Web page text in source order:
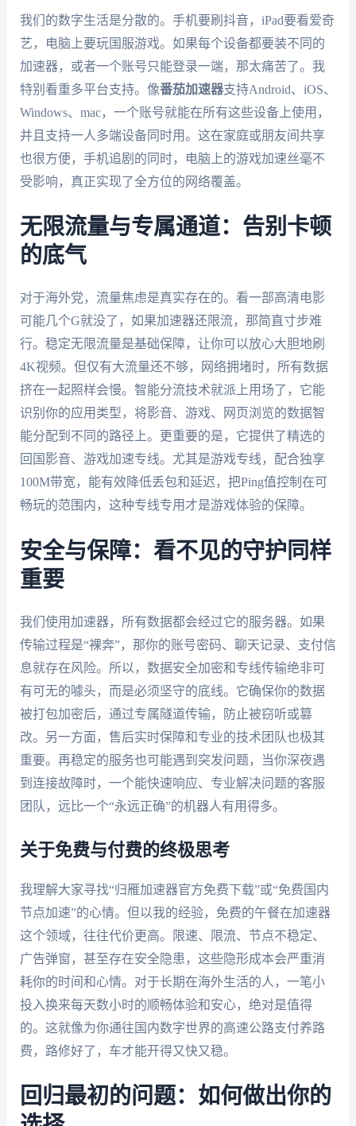
我们的数字生活是分散的。手机要刷抖音，iPad要看爱奇
艺，电脑上要玩国服游戏。如果每个设备都要装不同的
加速器，或者一个账号只能登录一端，那太痛苦了。我
特别看重多平台支持。像番茄加速器支持Android、iOS、
Windows、mac，一个账号就能在所有这些设备上使用，
并且支持一人多端设备同时用。这在家庭或朋友间共享
也很方便，手机追剧的同时，电脑上的游戏加速丝毫不
受影响，真正实现了全方位的网络覆盖。
无限流量与专属通道：告别卡顿
的底气
对于海外党，流量焦虑是真实存在的。看一部高清电影
可能几个G就没了，如果加速器还限流，那简直寸步难
行。稳定无限流量是基础保障，让你可以放心大胆地刷
4K视频。但仅有大流量还不够，网络拥堵时，所有数据
挤在一起照样会慢。智能分流技术就派上用场了，它能
识别你的应用类型，将影音、游戏、网页浏览的数据智
能分配到不同的路径上。更重要的是，它提供了精选的
回国影音、游戏加速专线。尤其是游戏专线，配合独享
100M带宽，能有效降低丢包和延迟，把Ping值控制在可
畅玩的范围内，这种专线专用才是游戏体验的保障。
安全与保障：看不见的守护同样
重要
我们使用加速器，所有数据都会经过它的服务器。如果
传输过程是“裸奔”，那你的账号密码、聊天记录、支付信
息就存在风险。所以，数据安全加密和专线传输绝非可
有可无的噱头，而是必须坚守的底线。它确保你的数据
被打包加密后，通过专属隧道传输，防止被窃听或篡
改。另一方面，售后实时保障和专业的技术团队也极其
重要。再稳定的服务也可能遇到突发问题，当你深夜遇
到连接故障时，一个能快速响应、专业解决问题的客服
团队，远比一个“永远正确”的机器人有用得多。
关于免费与付费的终极思考
我理解大家寻找“归雁加速器官方免费下载”或“免费国内
节点加速”的心情。但以我的经验，免费的午餐在加速器
这个领域，往往代价更高。限速、限流、节点不稳定、
广告弹窗，甚至存在安全隐患，这些隐形成本会严重消
耗你的时间和心情。对于长期在海外生活的人，一笔小
投入换来每天数小时的顺畅体验和安心，绝对是值得
的。这就像为你通往国内数字世界的高速公路支付养路
费，路修好了，车才能开得又快又稳。
回归最初的问题：如何做出你的